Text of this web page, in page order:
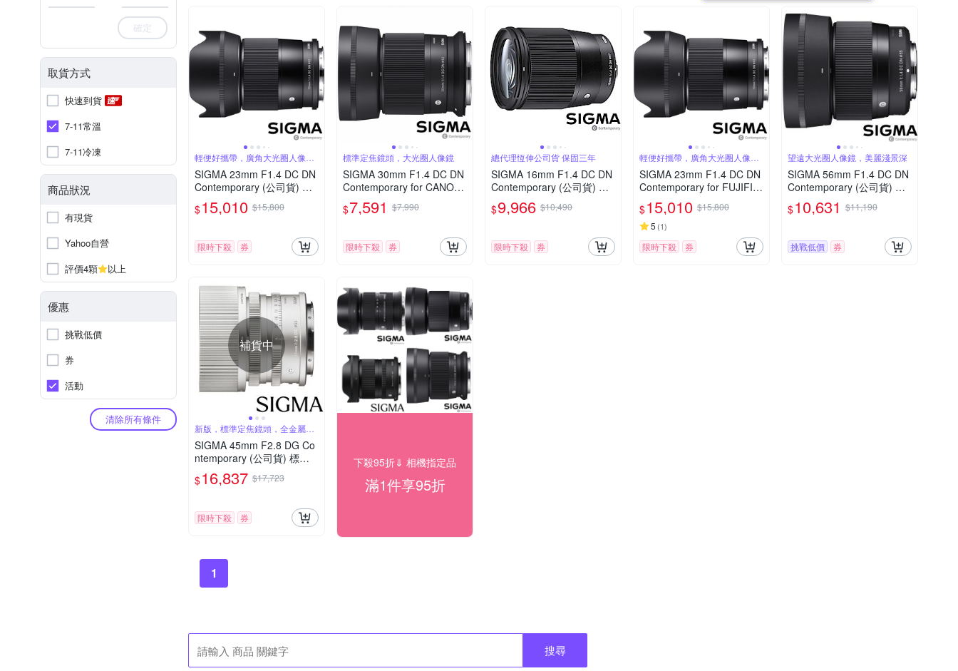
確定
取貨方式
快速到貨
7-11常溫
7-11冷凍
商品狀況
有現貨
Yahoo自營
評價4顆
以上
優惠
挑戰低價
券
活動
清除所有條件
輕便好攜帶，廣角大光圈人像
鏡，美麗淺景深
SIGMA 23mm F1.4 DC DN
Contemporary (公司貨) 廣
角大光圈定焦鏡 人像鏡 AP
S-C 無反微單眼專用鏡頭
$15,010 $15,800
限時下殺 券
標準定焦鏡頭，大光圈人像鏡
SIGMA 30mm F1.4 DC DN
Contemporary for CANON
RF 接環 (公司貨) 標準大光
圈定焦鏡 人像鏡 APS-C 無
$7,591 $7,990
限時下殺 券
總代理恆伸公司貨 保固三年
SIGMA 16mm F1.4 DC DN
Contemporary (公司貨) 廣
角大光圈定焦鏡 人像鏡 AP
S-C 無反微單眼專用鏡頭
$9,966 $10,490
限時下殺 券
輕便好攜帶，廣角大光圈人像
鏡，美麗淺景深
SIGMA 23mm F1.4 DC DN
Contemporary for FUJIFIL
M X 富士接環 (公司貨) 廣角
大光圈定焦鏡 人像鏡 APS-
C 無反微單眼專用鏡頭
$15,010 $15,800
5 (1)
限時下殺 券
望遠大光圈人像鏡，美麗淺景深
SIGMA 56mm F1.4 DC DN
Contemporary (公司貨) 望
遠大光圈定焦鏡頭 人像鏡 A
PS-C 無反微單眼專用鏡頭
$10,631 $11,190
挑戰低價 券
補貨中
新版，標準定焦鏡頭，全金屬結
構
SIGMA 45mm F2.8 DG Co
ntemporary (公司貨) 標準
定焦鏡頭 全片幅無反微單眼
鏡頭 i系列
$16,837 $17,723
限時下殺 券
下殺95折⇓ 相機指定品
滿1件享95折
1
搜尋